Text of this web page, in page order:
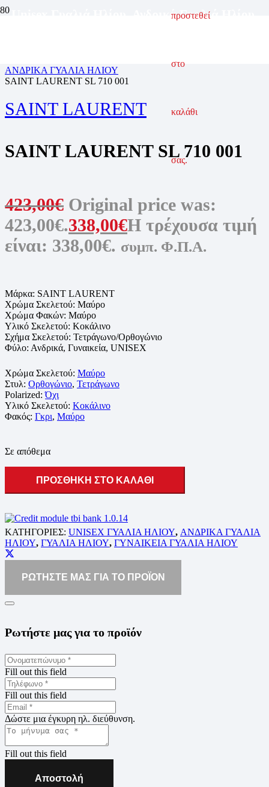
προστεθεί
στο
καλάθι
σας.
Ανδρικά Γυαλιά Ηλίου
ΑΝΔΡΙΚΑ ΓΥΑΛΙΑ ΗΛΙΟΥ
SAINT LAURENT SL 710 001
SAINT LAURENT
SAINT LAURENT SL 710 001
423,00€ Original price was:
423,00€.338,00€Η τρέχουσα τιμή
είναι: 338,00€. συμπ. Φ.Π.Α.
Μάρκα: SAINT LAURENT
Χρώμα Σκελετού: Μαύρο
Χρώμα Φακών: Μαύρο
Υλικό Σκελετού: Κοκάλινο
Σχήμα Σκελετού: Τετράγωνο/Ορθογώνιο
Φύλο: Ανδρικά, Γυναικεία, UNISEX
Χρώμα Σκελετού: Μαύρο
Στυλ: Ορθογώνιο, Τετράγωνο
Polarized:Όχι
Υλικό Σκελετού: Κοκάλινο
Φακός: Γκρι, Μαύρο
Σε απόθεμα
ΠΡΟΣΘΗΚΗ ΣΤΟ ΚΑΛΑΘΙ
ΚΑΤΗΓΟΡΙΕΣ: UNISEX ΓΥΑΛΙΑ ΗΛΙΟΥ, ΑΝΔΡΙΚΑ ΓΥΑΛΙΑ
ΗΛΙΟΥ, ΓΥΑΛΙΑ ΗΛΙΟΥ, ΓΥΝΑΙΚΕΙΑ ΓΥΑΛΙΑ ΗΛΙΟΥ
ΡΩΤΗΣΤΕ ΜΑΣ ΓΙΑ ΤΟ ΠΡΟΪΟΝ
Ρωτήστε μας για το προϊόν
Fill out this field
Fill out this field
Δώστε μια έγκυρη ηλ. διεύθυνση.
Fill out this field
Αποστολή